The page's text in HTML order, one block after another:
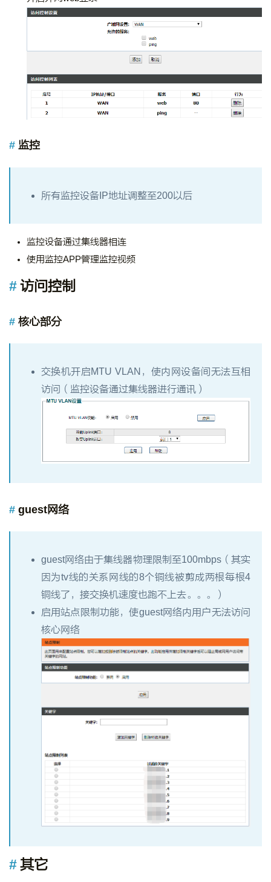
监控
所有监控设备IP地址调整至200以后
监控设备通过集线器相连
使用监控APP管理监控视频
访问控制
核心部分
交换机开启MTU VLAN，使内网设备间无法互相
访问（监控设备通过集线器进行通讯）
guest网络
guest网络由于集线器物理限制至100mbps（其实
因为tv线的关系网线的8个铜线被剪成两根每根4
铜线了，接交换机速度也跑不上去。。。）
启用站点限制功能，使guest网络内用户无法访问
核心网络
其它